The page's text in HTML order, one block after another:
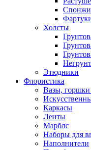
Спонжи
Холсты
Этюдники
Флористика
Вазы,
Каркасы
Ленты
Марблс
Наборы для
Наполнители